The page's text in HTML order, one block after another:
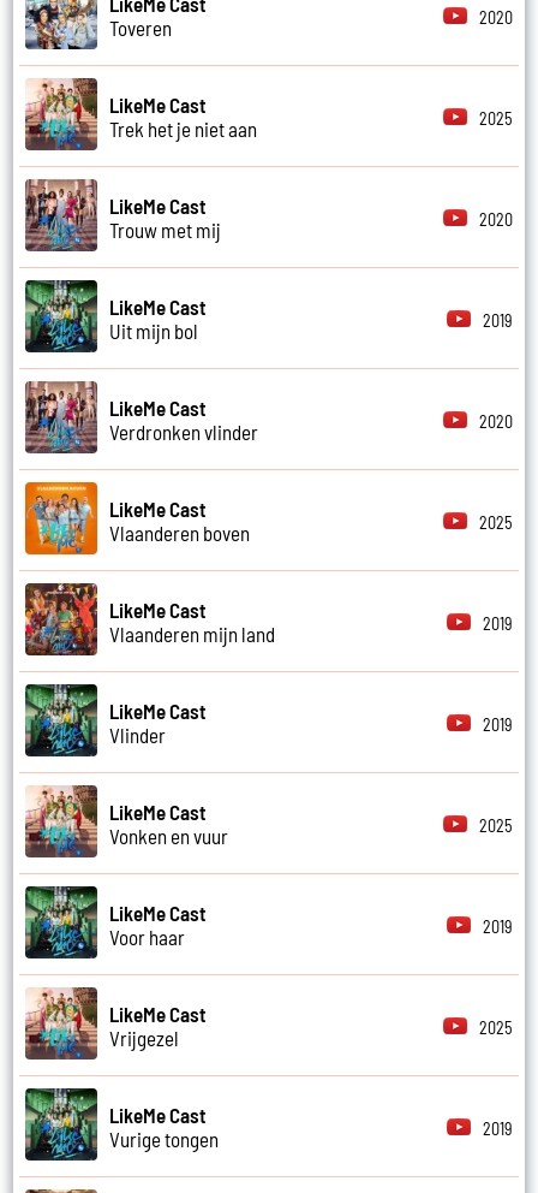
Toveren
2020
LikeMe Cast
Trek het je niet aan
2025
LikeMe Cast
Trouw met mij
2020
LikeMe Cast
Uit mijn bol
2019
LikeMe Cast
Verdronken vlinder
2020
LikeMe Cast
Vlaanderen boven
2025
LikeMe Cast
Vlaanderen mijn land
2019
LikeMe Cast
Vlinder
2019
LikeMe Cast
Vonken en vuur
2025
LikeMe Cast
Voor haar
2019
LikeMe Cast
Vrijgezel
2025
LikeMe Cast
Vurige tongen
2019